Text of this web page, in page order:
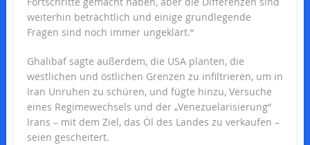
weiterhin beträchtlich und einige grundlegende
Fragen sind noch immer ungeklärt.“
Ghalibaf sagte außerdem, die USA planten, die
westlichen und östlichen Grenzen zu infiltrieren, um in
Iran Unruhen zu schüren, und fügte hinzu, Versuche
eines Regimewechsels und der „Venezuelarisierung“
Irans – mit dem Ziel, das Öl des Landes zu verkaufen –
seien gescheitert.